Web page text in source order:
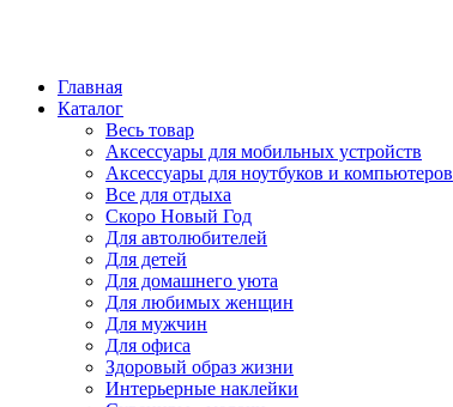
Главная
Каталог
Весь товар
Аксессуары для мобильных устройств
Аксессуары для ноутбуков и компьютеров
Все для отдыха
Скоро Новый Год
Для автолюбителей
Для детей
Для домашнего уюта
Для любимых женщин
Для мужчин
Для офиса
Здоровый образ жизни
Интерьерные наклейки